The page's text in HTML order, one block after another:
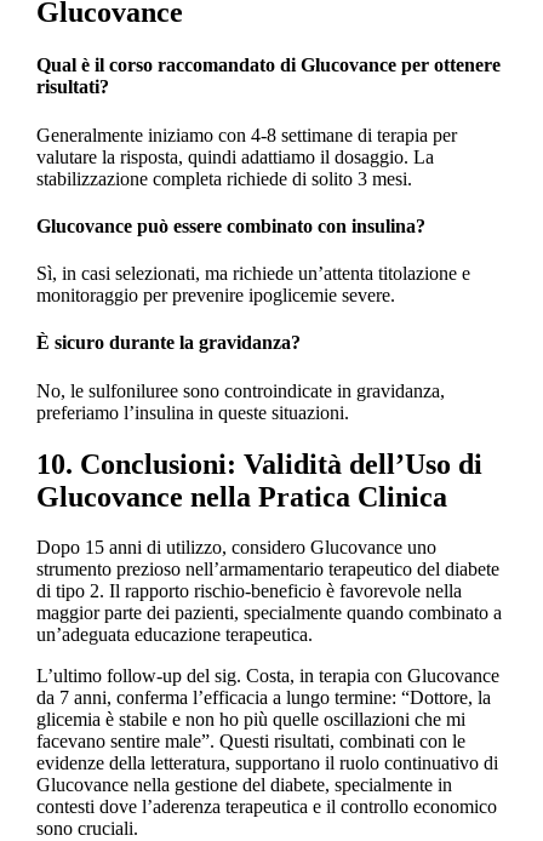
Glucovance
Qual è il corso raccomandato di Glucovance per ottenere
risultati?
Generalmente iniziamo con 4-8 settimane di terapia per
valutare la risposta, quindi adattiamo il dosaggio. La
stabilizzazione completa richiede di solito 3 mesi.
Glucovance può essere combinato con insulina?
Sì, in casi selezionati, ma richiede un’attenta titolazione e
monitoraggio per prevenire ipoglicemie severe.
È sicuro durante la gravidanza?
No, le sulfoniluree sono controindicate in gravidanza,
preferiamo l’insulina in queste situazioni.
10. Conclusioni: Validità dell’Uso di
Glucovance nella Pratica Clinica
Dopo 15 anni di utilizzo, considero Glucovance uno
strumento prezioso nell’armamentario terapeutico del diabete
di tipo 2. Il rapporto rischio-beneficio è favorevole nella
maggior parte dei pazienti, specialmente quando combinato a
un’adeguata educazione terapeutica.
L’ultimo follow-up del sig. Costa, in terapia con Glucovance
da 7 anni, conferma l’efficacia a lungo termine: “Dottore, la
glicemia è stabile e non ho più quelle oscillazioni che mi
facevano sentire male”. Questi risultati, combinati con le
evidenze della letteratura, supportano il ruolo continuativo di
Glucovance nella gestione del diabete, specialmente in
contesti dove l’aderenza terapeutica e il controllo economico
sono cruciali.